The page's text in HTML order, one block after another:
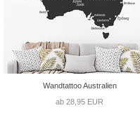
Wandtattoo Australien
ab 28,95 EUR